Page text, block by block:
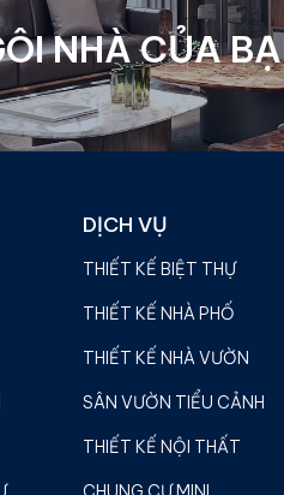
NHÀ CỦA
DỊCH VỤ
THIẾT KẾ BIỆT THỰ
THIẾT KẾ NHÀ PHỐ
THIẾT KẾ NHÀ VƯỜN
SÂN VƯỜN TIỂU CẢNH
THIẾT KẾ NỘI THẤT